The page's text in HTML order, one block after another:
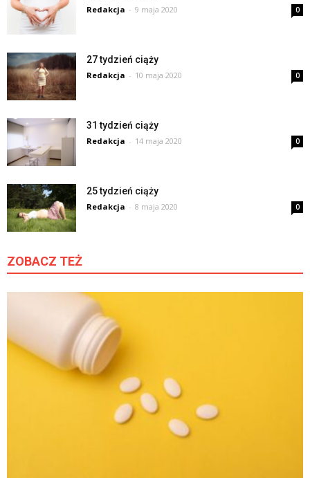
Redakcja - 9 maja 2020 0
27 tydzień ciąży
Redakcja - 10 maja 2020 0
31 tydzień ciąży
Redakcja - 14 maja 2020 0
25 tydzień ciąży
Redakcja - 8 maja 2020 0
ZOBACZ TEŻ